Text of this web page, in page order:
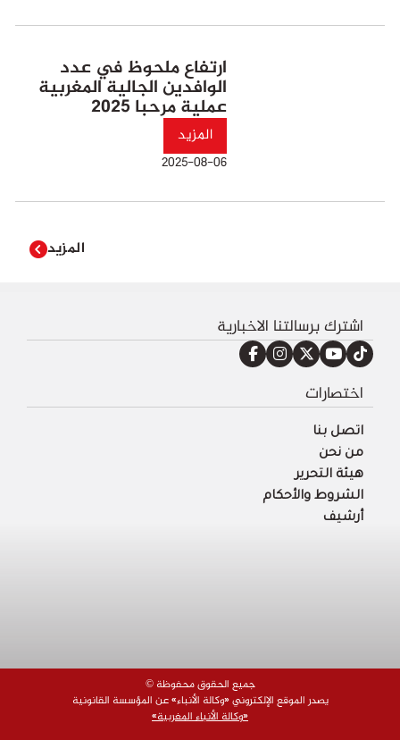
ارتفاع ملحوظ في عدد
الوافدين الجالية المغربية
عملية مرحبا 2025
المزيد
2025-08-06
المزيد
اشترك برسالتنا الاخبارية
اختصارات
اتصل بنا
من نحن
هيئة التحرير
الشروط والأحكام
أرشيف
© جميع الحقوق محفوظة
يصدر الموقع الإلكتروني «وكالة الأنباء» عن المؤسسة القانونية
«وكالة الأنباء المغربية»